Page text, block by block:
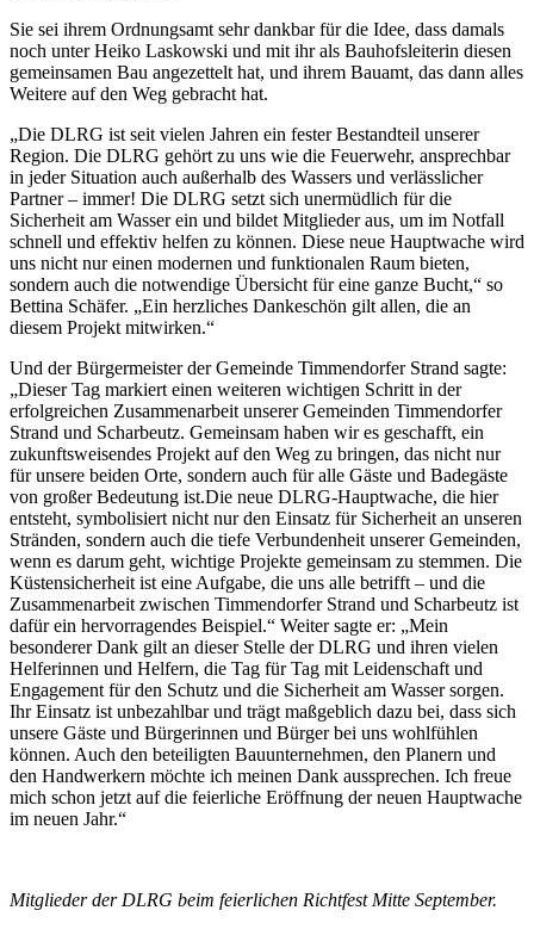
Sie sei ihrem Ordnungsamt sehr dankbar für die Idee, dass damals
noch unter Heiko Laskowski und mit ihr als Bauhofsleiterin diesen
gemeinsamen Bau angezettelt hat, und ihrem Bauamt, das dann alles
Weitere auf den Weg gebracht hat.
„Die DLRG ist seit vielen Jahren ein fester Bestandteil unserer
Region. Die DLRG gehört zu uns wie die Feuerwehr, ansprechbar
in jeder Situation auch außerhalb des Wassers und verlässlicher
Partner – immer! Die DLRG setzt sich unermüdlich für die
Sicherheit am Wasser ein und bildet Mitglieder aus, um im Notfall
schnell und effektiv helfen zu können. Diese neue Hauptwache wird
uns nicht nur einen modernen und funktionalen Raum bieten,
sondern auch die notwendige Übersicht für eine ganze Bucht,“ so
Bettina Schäfer. „Ein herzliches Dankeschön gilt allen, die an
diesem Projekt mitwirken.“
Und der Bürgermeister der Gemeinde Timmendorfer Strand sagte:
„Dieser Tag markiert einen weiteren wichtigen Schritt in der
erfolgreichen Zusammenarbeit unserer Gemeinden Timmendorfer
Strand und Scharbeutz. Gemeinsam haben wir es geschafft, ein
zukunftsweisendes Projekt auf den Weg zu bringen, das nicht nur
für unsere beiden Orte, sondern auch für alle Gäste und Badegäste
von großer Bedeutung ist.Die neue DLRG-Hauptwache, die hier
entsteht, symbolisiert nicht nur den Einsatz für Sicherheit an unseren
Stränden, sondern auch die tiefe Verbundenheit unserer Gemeinden,
wenn es darum geht, wichtige Projekte gemeinsam zu stemmen. Die
Küstensicherheit ist eine Aufgabe, die uns alle betrifft – und die
Zusammenarbeit zwischen Timmendorfer Strand und Scharbeutz ist
dafür ein hervorragendes Beispiel.“ Weiter sagte er: „Mein
besonderer Dank gilt an dieser Stelle der DLRG und ihren vielen
Helferinnen und Helfern, die Tag für Tag mit Leidenschaft und
Engagement für den Schutz und die Sicherheit am Wasser sorgen.
Ihr Einsatz ist unbezahlbar und trägt maßgeblich dazu bei, dass sich
unsere Gäste und Bürgerinnen und Bürger bei uns wohlfühlen
können. Auch den beteiligten Bauunternehmen, den Planern und
den Handwerkern möchte ich meinen Dank aussprechen. Ich freue
mich schon jetzt auf die feierliche Eröffnung der neuen Hauptwache
im neuen Jahr.“
Mitglieder der DLRG beim feierlichen Richtfest Mitte September.